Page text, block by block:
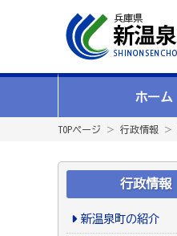
ホーム
TOPページ ＞ 行政情報 ＞
行政情報
新温泉町の紹介